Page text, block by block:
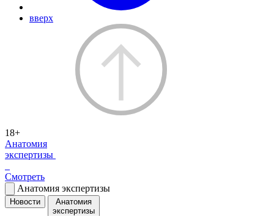
вверх
18+
Анатомия
экспертизы
Смотреть
Анатомия экспертизы
Новости
Анатомия
экспертизы